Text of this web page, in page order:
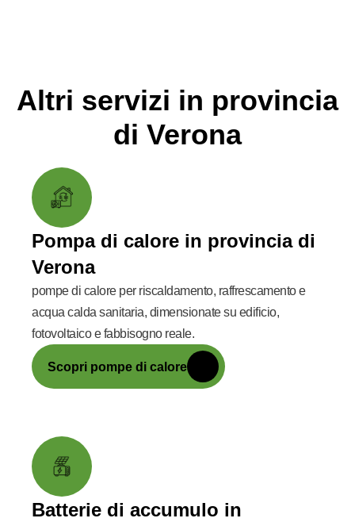
Altri servizi in provincia
di Verona
Pompa di calore in provincia di
Verona
pompe di calore per riscaldamento, raffrescamento e
acqua calda sanitaria, dimensionate su edificio,
fotovoltaico e fabbisogno reale.
Scopri pompe di calore
Batterie di accumulo in